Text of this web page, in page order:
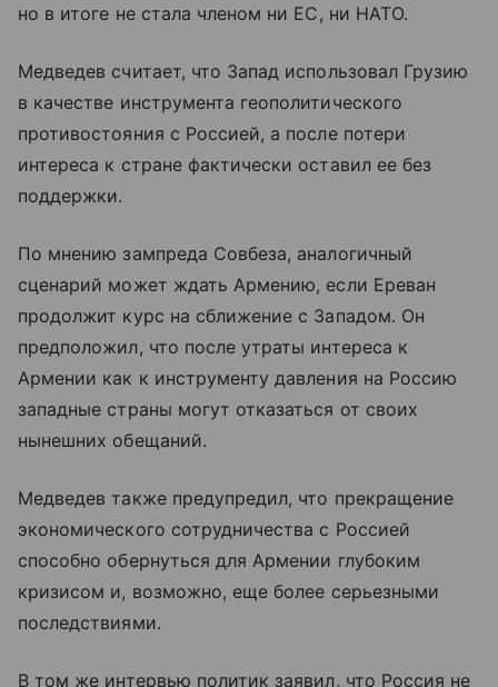
но в итоге не стала членом ни ЕС, ни НАТО.
Медведев считает, что Запад использовал Грузию
в качестве инструмента геополитического
противостояния с Россией, а после потери
интереса к стране фактически оставил ее без
поддержки.
По мнению зампреда Совбеза, аналогичный
сценарий может ждать Армению, если Ереван
продолжит курс на сближение с Западом. Он
предположил, что после утраты интереса к
Армении как к инструменту давления на Россию
западные страны могут отказаться от своих
нынешних обещаний.
Медведев также предупредил, что прекращение
экономического сотрудничества с Россией
способно обернуться для Армении глубоким
кризисом и, возможно, еще более серьезными
последствиями.
В том же интервью политик заявил, что Россия не